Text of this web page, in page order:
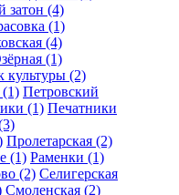
затон (4)
(1)
(4)
(1)
культуры (2)
(1) Петровский
(1) Печатники
Пролетарская (2)
(1) Раменки (1)
(2) Селигерская
Смоленская (2)